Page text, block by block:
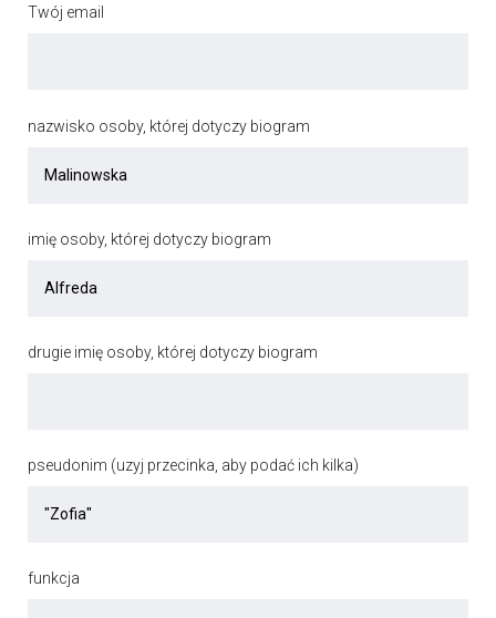
Twój email
nazwisko osoby, której dotyczy biogram
imię osoby, której dotyczy biogram
drugie imię osoby, której dotyczy biogram
pseudonim (uzyj przecinka, aby podać ich kilka)
funkcja